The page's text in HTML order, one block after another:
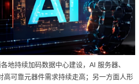
地持续加码数据中心建设，AI 服务器、
高可靠元器件需求持续走高；另一方面人形